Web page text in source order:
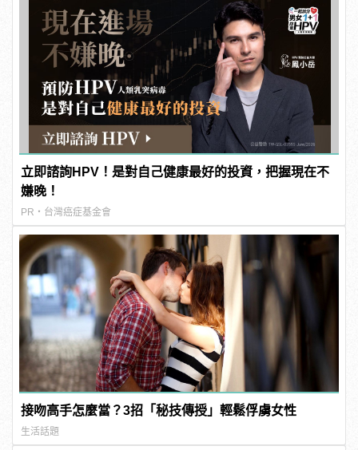
立即諮詢HPV！是對自己健康最好的投資，把握現在不
嫌晚！
PR・台灣癌症基金會
接吻高手怎麼當？3招「秘技傳授」輕鬆俘虜女性
生活話題